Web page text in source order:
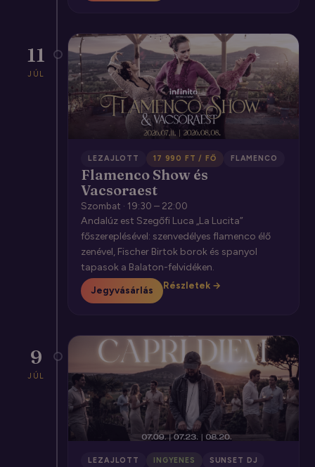
11
JÚL
LEZAJLOTT 17 990 FT / FŐ FLAMENCO
Flamenco Show és
Vacsoraest
Szombat · 19:30 – 22:00
Andalúz est Szegőfi Luca „La Lucita”
főszereplésével: szenvedélyes flamenco élő
zenével, Fischer Birtok borok és spanyol
tapasok a Balaton-felvidéken.
Jegyvásárlás Részletek →
9
JÚL
LEZAJLOTT INGYENES SUNSET DJ